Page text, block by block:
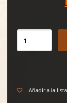
T215
cantidad
Añadir a la